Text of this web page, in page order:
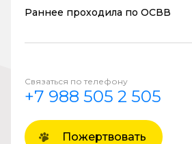
Раннее проходила по ОСВВ
Связаться по телефону
+7 988 505 2 505
Пожертвовать